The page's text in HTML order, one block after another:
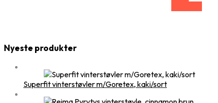
Nyeste produkter
Superfit vinterstøvler m/Goretex, kaki/sort